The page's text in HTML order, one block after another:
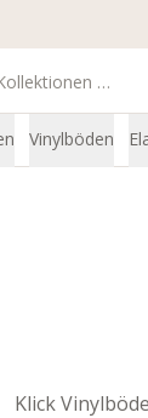
Vinylböden
Klick